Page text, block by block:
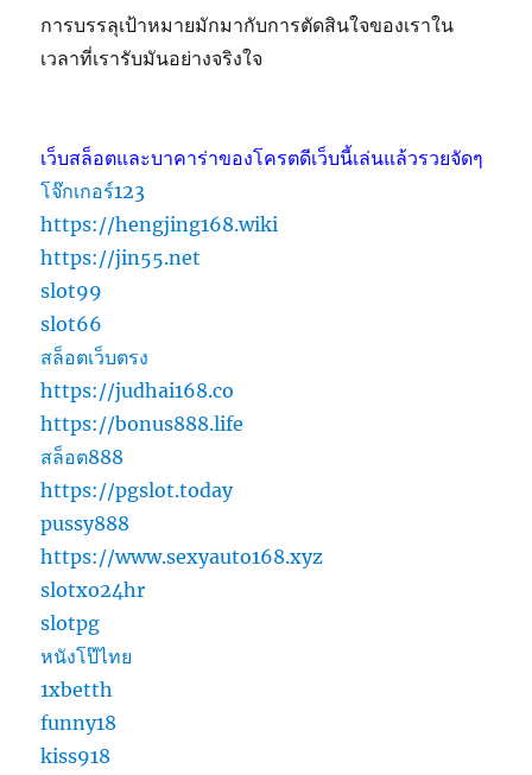
การบรรลุเป้าหมายมักมากับการตัดสินใจของเราใน
เวลาที่เรารับมันอย่างจริงใจ
เว็บสล็อตและบาคาร่าของโครตดีเว็บนี้เล่นแล้วรวยจัดๆ
โจ๊กเกอร์123
https://hengjing168.wiki
https://jin55.net
slot99
slot66
สล็อตเว็บตรง
https://judhai168.co
https://bonus888.life
สล็อต888
https://pgslot.today
pussy888
https://www.sexyauto168.xyz
slotxo24hr
slotpg
หนังโป๊ไทย
1xbetth
funny18
kiss918